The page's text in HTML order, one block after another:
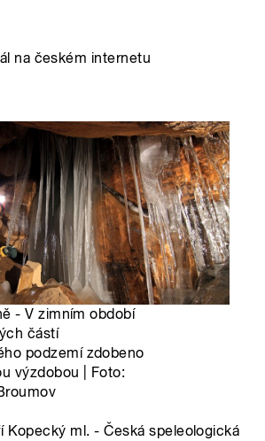
na českém internetu
- V zimním období
částí
podzemí zdobeno
výzdobou | Foto:
Kopecký ml. - Česká speleologická